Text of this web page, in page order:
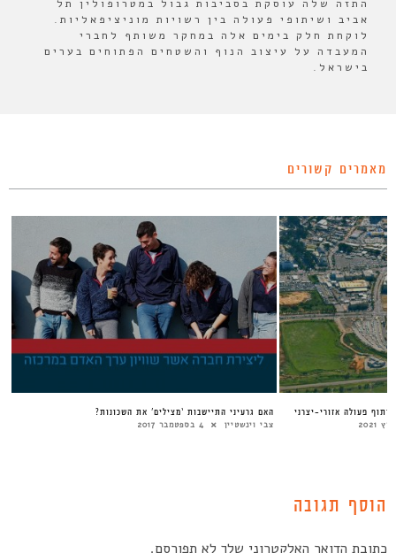
התזה שלה עוסקת בסביבות גבול במטרופולין תל
אביב ושיתופי פעולה בין רשויות מוניציפאליות.
לוקחת חלק בימים אלה במחקר משותף לחברי
המעבדה על עיצוב הנוף והשטחים הפתוחים בערים
בישראל.
מאמרים קשורים
האם גרעיני התיישבות ‘מצילים’ את השכונות?
צבי וינשטיין 4 בספטמבר 2017
פעולה אזורי-יצרני
הוסף תגובה
כתובת הדואר האלקטרוני שלך לא תפורסם.